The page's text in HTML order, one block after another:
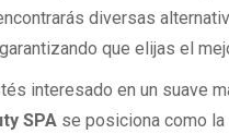
diversas
que elijas el
interesado en un suave
SPAse posiciona como la